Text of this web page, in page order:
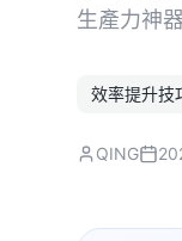
生產力神器
效率提升技
QING